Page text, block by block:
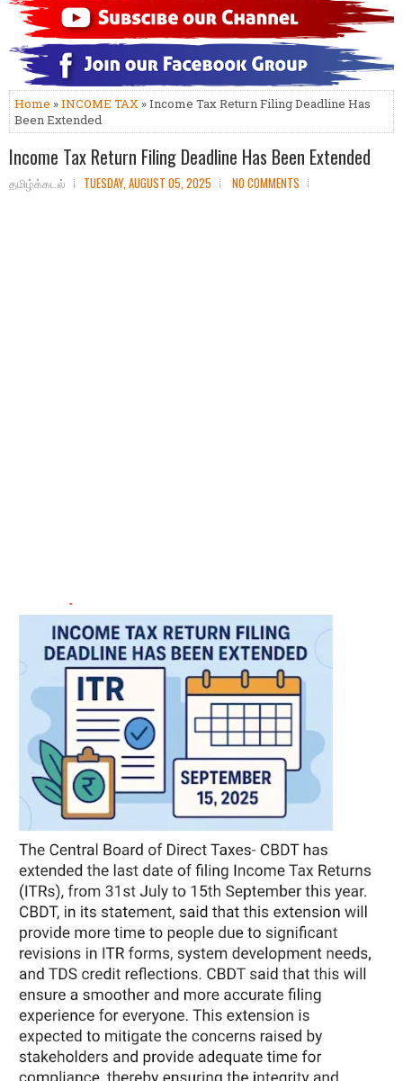
Home »INCOME TAX » Income Tax Return Filing Deadline Has
Been Extended
Income Tax Return Filing Deadline Has Been Extended
தமிழ்க்கடல் TUESDAY, AUGUST 05, 2025 NO COMMENTS